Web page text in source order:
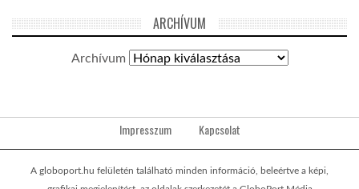
ARCHÍVUM
Archívum
Impresszum Kapcsolat
A globoport.hu felületén található minden információ, beleértve a képi,